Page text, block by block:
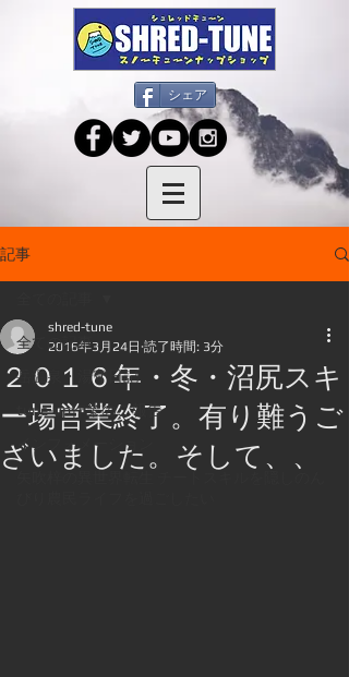
シェア
記事
全ての記事
岳温泉・湯守日記
tune-up作業のご報告
インフォメーション
２０１６年・冬・沼尻スキ
ー場営業終了。有り難うご
ざいました。そして、、
shred-tune
2016年3月24日 読了時間: 3分